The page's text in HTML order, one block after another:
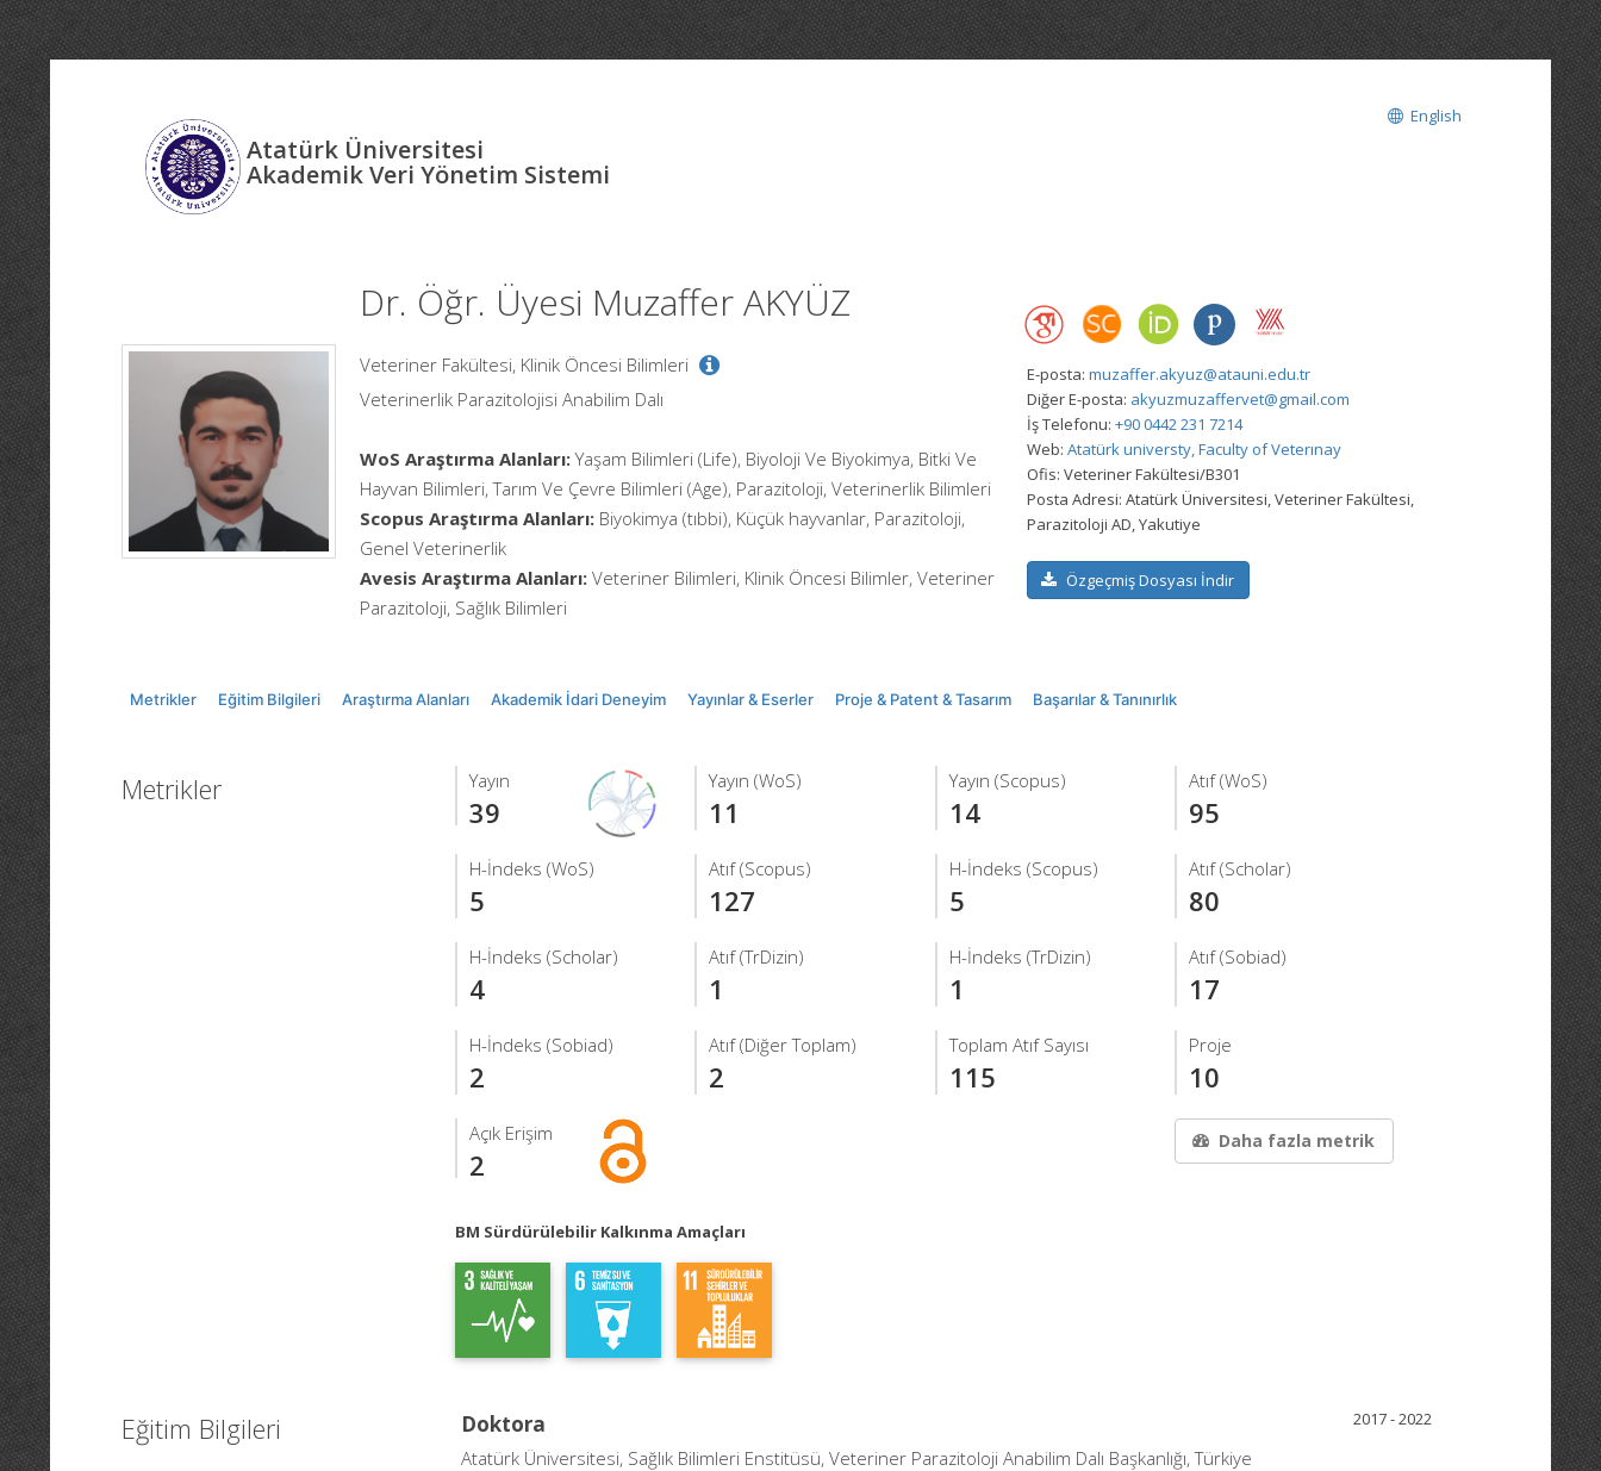
Atatürk Üniversitesi
Akademik Veri Yönetim Sistemi
English
Dr. Öğr. Üyesi Muzaffer AKYÜZ
Veteriner Fakültesi, Klinik Öncesi Bilimleri
Veterinerlik Parazitolojisi Anabilim Dalı
WoS Araştırma Alanları:Yaşam Bilimleri (Life), Biyoloji Ve Biyokimya, Bitki Ve
Hayvan Bilimleri, Tarım Ve Çevre Bilimleri (Age), Parazitoloji, Veterinerlik Bilimleri
Scopus Araştırma Alanları: Biyokimya (tıbbi), Küçük hayvanlar, Parazitoloji,
Genel Veterinerlik
Avesis Araştırma Alanları: Veteriner Bilimleri, Klinik Öncesi Bilimler, Veteriner
Parazitoloji, Sağlık Bilimleri
E-posta: muzaffer.akyuz@atauni.edu.tr
Diğer E-posta: akyuzmuzaffervet@gmail.com
İş Telefonu: +90 0442 231 7214
Web: Atatürk universty, Faculty of Veterınay
Ofis: Veteriner Fakültesi/B301
Posta Adresi: Atatürk Üniversitesi, Veteriner Fakültesi,
Parazitoloji AD, Yakutiye
Özgeçmiş Dosyası İndir
Metrikler Eğitim Bilgileri Araştırma Alanları Akademik İdari Deneyim Yayınlar & Eserler Proje & Patent & Tasarım Başarılar & Tanınırlık
Metrikler Yayın
39
Yayın (WoS)
11
Yayın (Scopus)
14
Atıf (WoS)
95
H-İndeks (WoS)
5
Atıf (Scopus)
127
H-İndeks (Scopus)
5
Atıf (Scholar)
80
H-İndeks (Scholar)
4
Atıf (TrDizin)
1
H-İndeks (TrDizin)
1
Atıf (Sobiad)
17
H-İndeks (Sobiad)
2
Atıf (Diğer Toplam)
2
Toplam Atıf Sayısı
115
Proje
10
Açık Erişim
2
Daha fazla metrik
BM Sürdürülebilir Kalkınma Amaçları
Eğitim Bilgileri 2017 - 2022
Doktora
Atatürk Üniversitesi, Sağlık Bilimleri Enstitüsü, Veteriner Parazitoloji Anabilim Dalı Başkanlığı, Türkiye